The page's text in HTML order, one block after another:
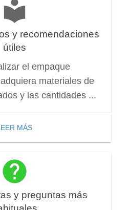
y recomendaciones
útiles
el empaque
materiales de
y las cantidades ...
MÁS
y preguntas más